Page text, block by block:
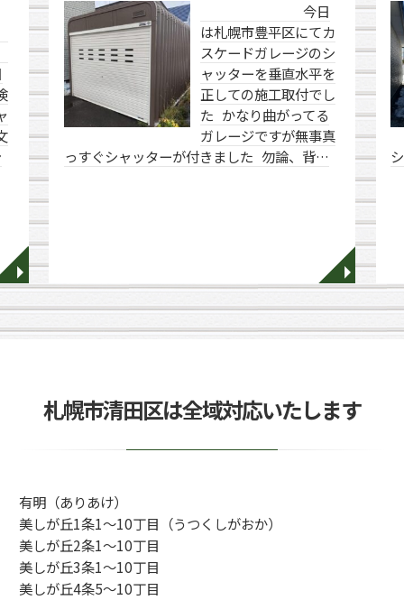
◥
今日
は札幌市豊平区にてカ
スケードガレージのシ
ャッターを垂直水平を
正しての施工取付でし
た かなり曲がってる
ガレージですが無事真
っすぐシャッターが付きました 勿論、背…
◥
札幌市清田区は全域対応いたします
有明（ありあけ）
美しが丘1条1～10丁目（うつくしがおか）
美しが丘2条1～10丁目
美しが丘3条1～10丁目
美しが丘4条5～10丁目